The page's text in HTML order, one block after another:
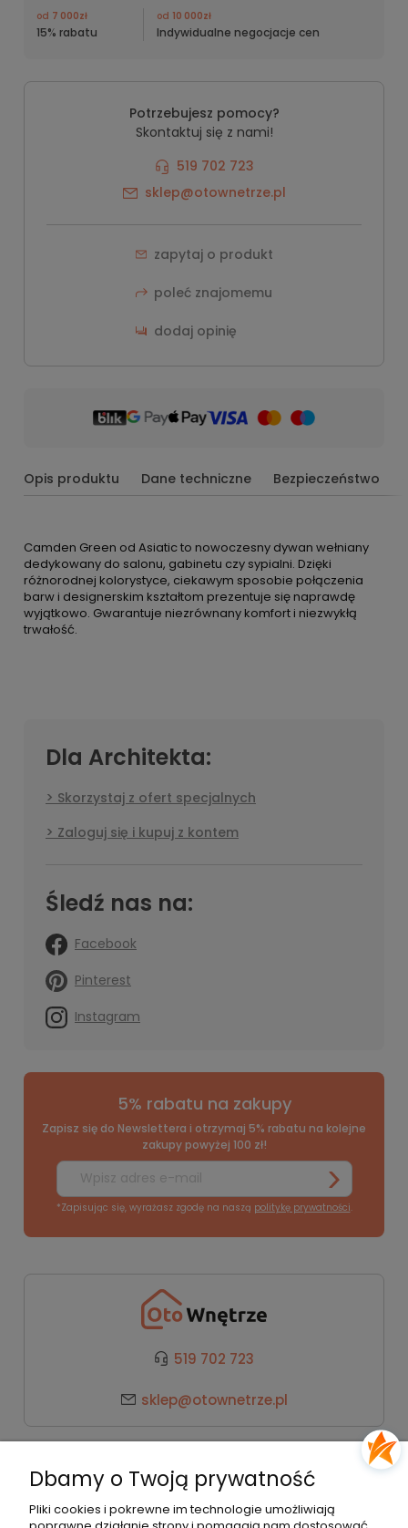
od 7 000zł
15% rabatu
od 10 000zł
Indywidualne negocjacje cen
Potrzebujesz pomocy?
Skontaktuj się z nami!
519 702 723
sklep@otownetrze.pl
zapytaj o produkt
poleć znajomemu
dodaj opinię
Opis produktu Dane techniczne Bezpieczeństwo
Camden Green od Asiatic to nowoczesny dywan wełniany
dedykowany do salonu, gabinetu czy sypialni. Dzięki
różnorodnej kolorystyce, ciekawym sposobie połączenia
barw i designerskim kształtom prezentuje się naprawdę
wyjątkowo. Gwarantuje niezrównany komfort i niezwykłą
trwałość.
Dla Architekta:
Skorzystaj z ofert specjalnych
Zaloguj się i kupuj z kontem
Śledź nas na:
Facebook
Pinterest
Instagram
5% rabatu na zakupy
Zapisz się do Newslettera i otrzymaj 5% rabatu na kolejne
zakupy powyżej 100 zł!
*Zapisując się, wyrażasz zgodę na naszą politykę prywatności.
519 702 723
sklep@otownetrze.pl
Pomoc
Dbamy o Twoją prywatność
Pliki cookies i pokrewne im technologie umożliwiają